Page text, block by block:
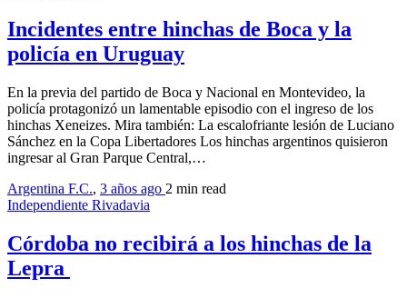
Incidentes entre hinchas de Boca y la
policía en Uruguay
En la previa del partido de Boca y Nacional en Montevideo, la
policía protagonizó un lamentable episodio con el ingreso de los
hinchas Xeneizes. Mira también: La escalofriante lesión de Luciano
Sánchez en la Copa Libertadores Los hinchas argentinos quisieron
ingresar al Gran Parque Central,…
Argentina F.C., 3 años ago 2 min read
Independiente Rivadavia
Córdoba no recibirá a los hinchas de la
Lepra